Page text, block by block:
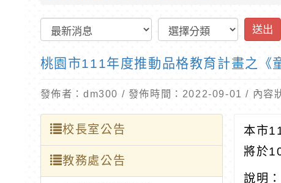
送出
桃園市111年度推動品格教育計畫之《
發佈者：dm300 / 發佈時間：2022-09-01 / 內容
校長室公告
教務處公告
本市
將於
說明：